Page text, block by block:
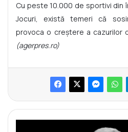
Cu peste 10.000 de sportivi din
Jocuri, există temeri că
provoca o creştere a cazurilor
(agerpres.ro)